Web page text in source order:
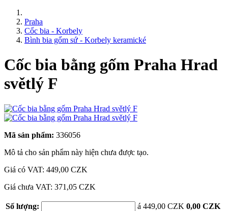
Praha
Cốc bia - Korbely
Bình bia gốm sứ - Korbely keramické
Cốc bia bằng gốm Praha Hrad
světlý F
Mã sản phẩm: 336056
Mô tả cho sản phẩm này hiện chưa được tạo.
Giá có VAT: 449,00 CZK
Giá chưa VAT: 371,05 CZK
Số lượng: á 449,00 CZK 0,00 CZK